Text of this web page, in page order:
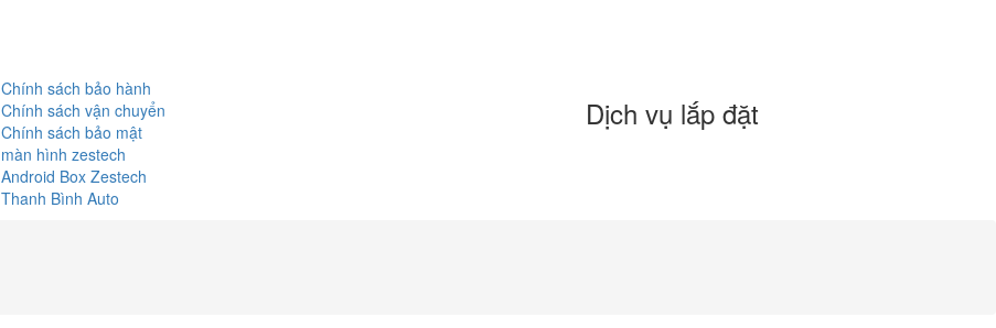
Chính sách bảo hành
Chính sách vận chuyển
Chính sách bảo mật
màn hình zestech
Android Box Zestech
Thanh Bình Auto
Dịch vụ lắp đặt